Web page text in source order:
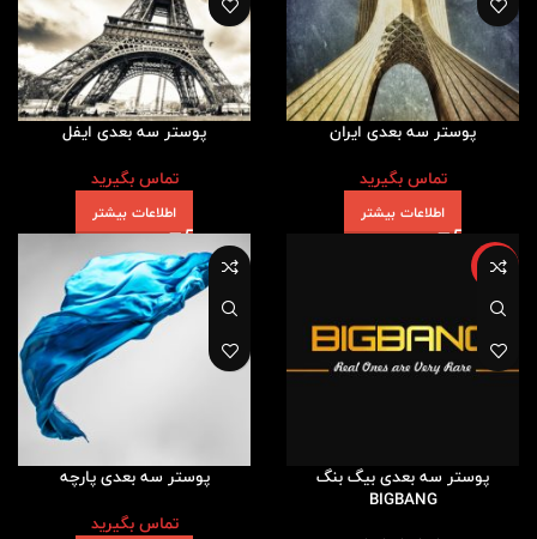
پوستر سه بعدی ایران
تماس بگیرید
اطلاعات بیشتر
پوستر سه بعدی ایفل
تماس بگیرید
اطلاعات بیشتر
ویژه
پوستر سه بعدی بیگ بنگ
BIGBANG
پوستر سه بعدی پارچه
تماس بگیرید